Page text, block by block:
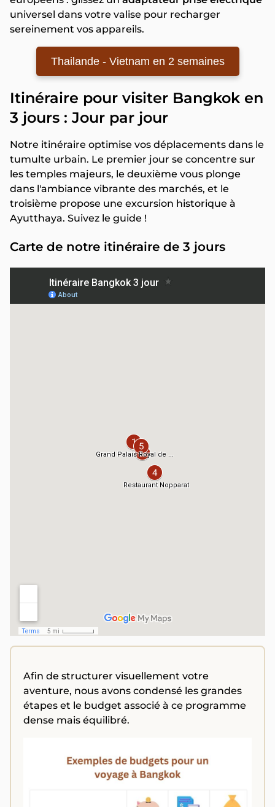
universel dans votre valise pour recharger
sereinement vos appareils.
Thailande - Vietnam en 2 semaines
Itinéraire pour visiter Bangkok en
3 jours : Jour par jour
Notre itinéraire optimise vos déplacements dans le
tumulte urbain. Le premier jour se concentre sur
les temples majeurs, le deuxième vous plonge
dans l'ambiance vibrante des marchés, et le
troisième propose une excursion historique à
Ayutthaya. Suivez le guide !
Carte de notre itinéraire de 3 jours
Afin de structurer visuellement votre
aventure, nous avons condensé les grandes
étapes et le budget associé à ce programme
dense mais équilibré.